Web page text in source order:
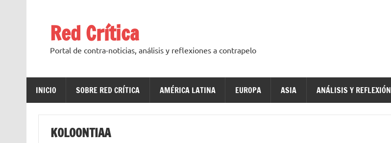
Red Crítica
Portal de contra-noticias, análisis y reflexiones a contrapelo
INICIO SOBRE RED CRÍTICA AMÉRICA LATINA EUROPA ASIA ANÁLISIS Y REFLEXIÓN
KOLOONTIAA